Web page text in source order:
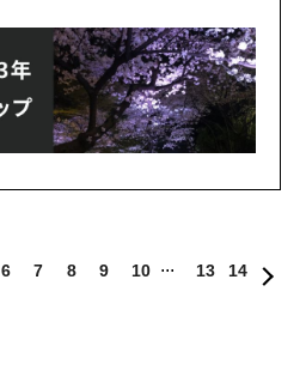
6 7 8 9 10 13 14